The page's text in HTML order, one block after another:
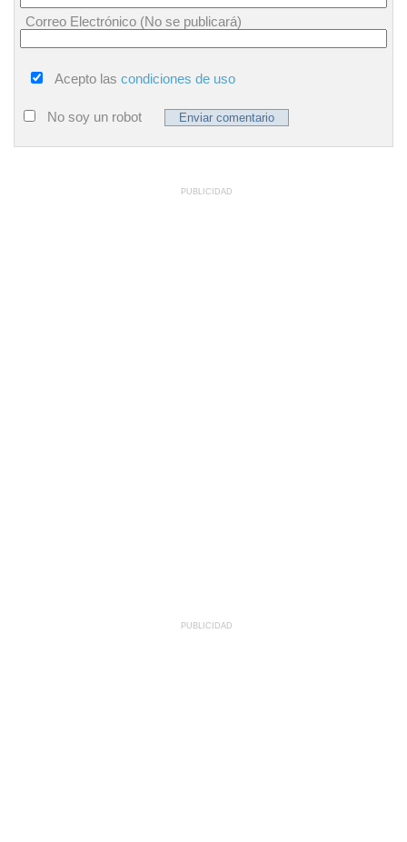
Correo Electrónico (No se publicará)
Acepto las condiciones de uso
No soy un robot
PUBLICIDAD
PUBLICIDAD